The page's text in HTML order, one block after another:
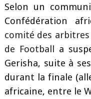
Selon un
Confédération
comité des
de Football a
Gerisha, suite à
durant la finale
africaine, entre le